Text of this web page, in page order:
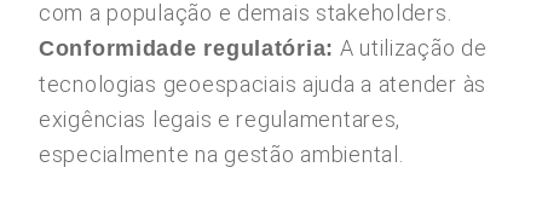
com a população e demais stakeholders.
Conformidade regulatória: A utilização de
tecnologias geoespaciais ajuda a atender às
exigências legais e regulamentares,
especialmente na gestão ambiental.